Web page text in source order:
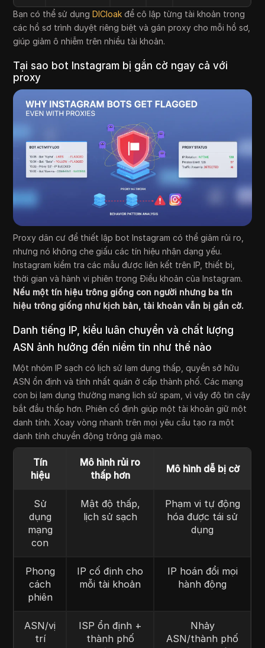
Bạn có thể sử dụngDICloak để cô lập từng tài khoản trong
các hồ sơ trình duyệt riêng biệt và gán proxy cho mỗi hồ sơ,
giúp giảm ô nhiễm trên nhiều tài khoản.
Tại sao bot Instagram bị gắn cờ ngay cả với
proxy
Proxy dân cư để thiết lập bot Instagram có thể giảm rủi ro,
nhưng nó không che giấu các tín hiệu nhận dạng yếu.
Instagram kiểm tra các mẫu được liên kết trên IP, thiết bị,
thời gian và hành vi phiên trong Điều khoản của Instagram.
Nếu một tín hiệu trông giống con người nhưng ba tín
hiệu trông giống như kịch bản, tài khoản vẫn bị gắn cờ.
Danh tiếng IP, kiểu luân chuyển và chất lượng
ASN ảnh hưởng đến niềm tin như thế nào
Một nhóm IP sạch có lịch sử lạm dụng thấp, quyền sở hữu
ASN ổn định và tính nhất quán ở cấp thành phố. Các mạng
con bị lạm dụng thường mang lịch sử spam, vì vậy độ tin cậy
bắt đầu thấp hơn. Phiên cố định giúp một tài khoản giữ một
danh tính. Xoay vòng nhanh trên mọi yêu cầu tạo ra một
danh tính chuyển động trông giả mạo.
Tín
hiệu
Mô hình rủi ro
thấp hơn
Mô hình dễ bị cờ
Sử
dụng
mạng
con
Mật độ thấp,
lịch sử sạch
Phạm vi tự động
hóa được tái sử
dụng
Phong
cách
phiên
IP cố định cho
mỗi tài khoản
IP hoán đổi mọi
hành động
ASN/vị
trí
ISP ổn định +
thành phố
Nhảy
ASN/thành phố